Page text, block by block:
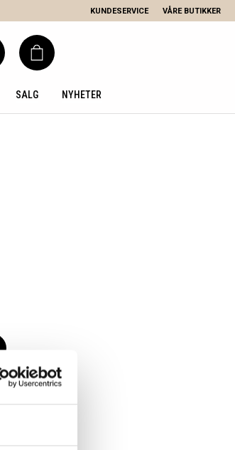
KUNDESERVICE VÅRE BUTIKKER
SALG NYHETER